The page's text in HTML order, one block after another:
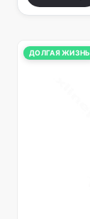
ДОЛГАЯ ЖИЗНЬ